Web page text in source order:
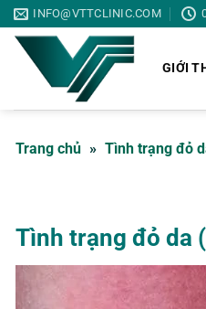
Bỏ
qua
INFO@VTTCLINIC.COM
GIỚI
Trang chủ » Tình trạng đỏ
Tình trạng đỏ da